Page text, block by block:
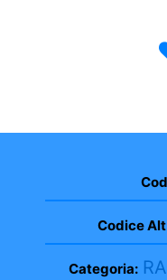
Codice
Categoria: